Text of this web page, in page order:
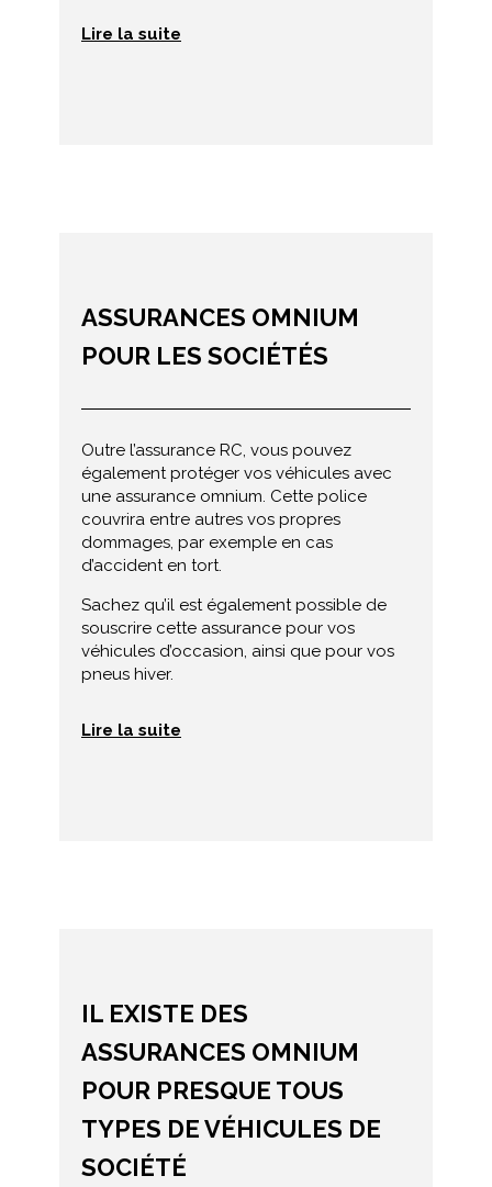
Lire la suite
ASSURANCES OMNIUM
POUR LES SOCIÉTÉS
Outre l’assurance RC, vous pouvez
également protéger vos véhicules avec
une assurance omnium. Cette police
couvrira entre autres vos propres
dommages, par exemple en cas
d’accident en tort.
Sachez qu’il est également possible de
souscrire cette assurance pour vos
véhicules d’occasion, ainsi que pour vos
pneus hiver.
Lire la suite
IL EXISTE DES
ASSURANCES OMNIUM
POUR PRESQUE TOUS
TYPES DE VÉHICULES DE
SOCIÉTÉ